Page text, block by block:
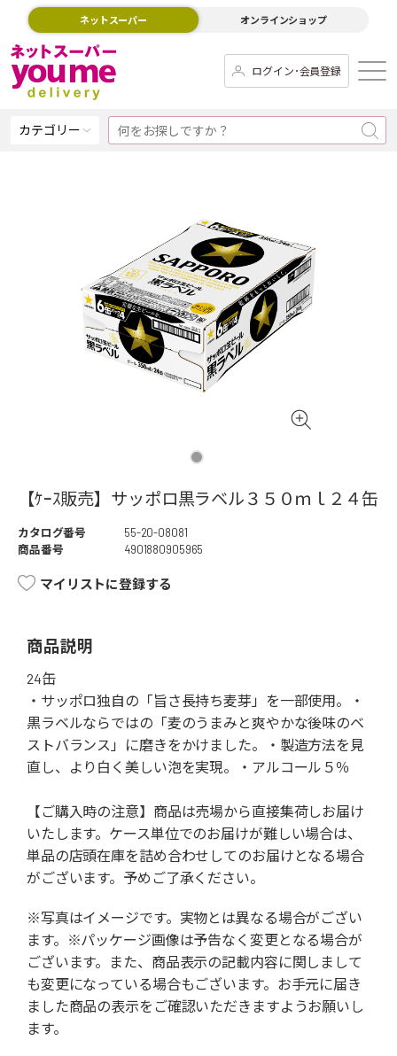
ネットスーパー オンラインショップ
ログイン･会員登録
カテゴリー
【ｹｰｽ販売】サッポロ黒ラベル３５０ｍｌ２４缶
カタログ番号
55-20-08081
商品番号
4901880905965
マイリストに登録する
商品説明
24缶
・サッポロ独自の「旨さ長持ち麦芽」を一部使用。・
黒ラベルならではの「麦のうまみと爽やかな後味のベ
ストバランス」に磨きをかけました。・製造方法を見
直し、より白く美しい泡を実現。・アルコール５％
【ご購入時の注意】商品は売場から直接集荷しお届け
いたします。ケース単位でのお届けが難しい場合は、
単品の店頭在庫を詰め合わせしてのお届けとなる場合
がございます。予めご了承ください。
※写真はイメージです。実物とは異なる場合がござい
ます。※パッケージ画像は予告なく変更となる場合が
ございます。また、商品表示の記載内容に関しまして
も変更になっている場合もございます。お手元に届き
ました商品の表示をご確認いただきますようお願いし
ます。